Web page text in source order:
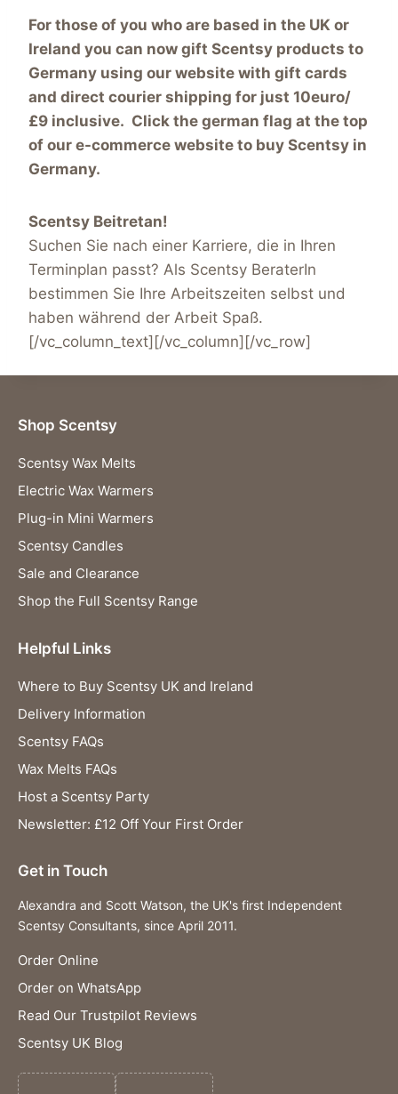
For those of you who are based in the UK or
Ireland you can now gift Scentsy products to
Germany using our website with gift cards
and direct courier shipping for just 10euro/
£9 inclusive. Click the german flag at the top
of our e-commerce website to buy Scentsy in
Germany.
Scentsy Beitretan!
Suchen Sie nach einer Karriere, die in Ihren
Terminplan passt? Als Scentsy BeraterIn
bestimmen Sie Ihre Arbeitszeiten selbst und
haben während der Arbeit Spaß.
[/vc_column_text][/vc_column][/vc_row]
Shop Scentsy
Scentsy Wax Melts
Electric Wax Warmers
Plug-in Mini Warmers
Scentsy Candles
Sale and Clearance
Shop the Full Scentsy Range
Helpful Links
Where to Buy Scentsy UK and Ireland
Delivery Information
Scentsy FAQs
Wax Melts FAQs
Host a Scentsy Party
Newsletter: £12 Off Your First Order
Get in Touch
Alexandra and Scott Watson, the UK's first Independent
Scentsy Consultants, since April 2011.
Order Online
Order on WhatsApp
Read Our Trustpilot Reviews
Scentsy UK Blog